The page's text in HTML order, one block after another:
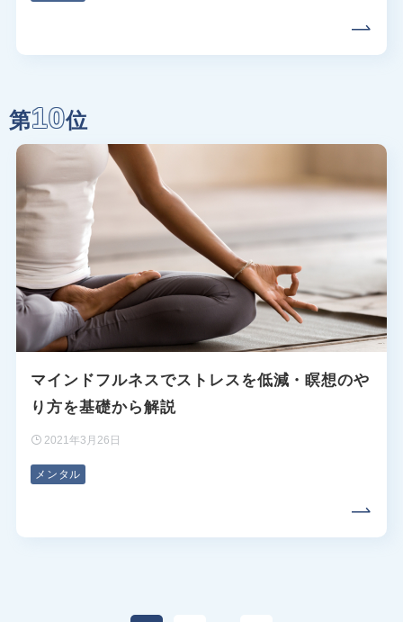
第10位
マインドフルネスでストレスを低減・瞑想のや
り方を基礎から解説
2021年3月26日
メンタル